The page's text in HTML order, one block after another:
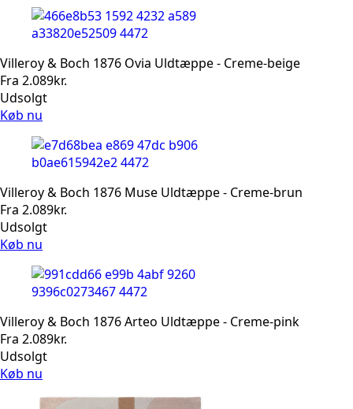
Villeroy & Boch 1876 Ovia Uldtæppe - Creme-beige
Fra 2.089kr.
Udsolgt
Køb nu
Villeroy & Boch 1876 Muse Uldtæppe - Creme-brun
Fra 2.089kr.
Udsolgt
Køb nu
Villeroy & Boch 1876 Arteo Uldtæppe - Creme-pink
Fra 2.089kr.
Udsolgt
Køb nu